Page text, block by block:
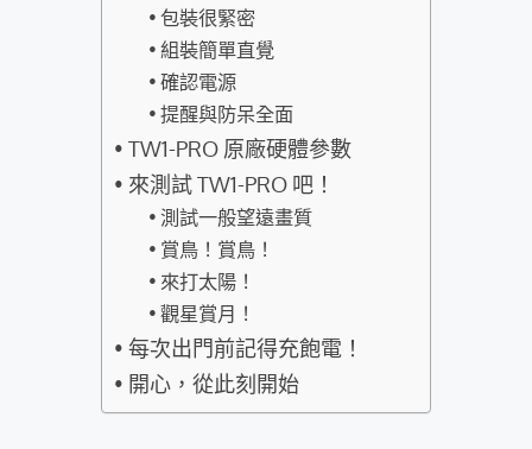
包裝很緊密
組裝簡單直覺
確認電源
提醒與防呆全面
TW1-PRO 原廠硬體參數
來測試 TW1-PRO 吧！
測試一般望遠畫質
賞鳥！賞鳥！
來打太陽！
觀星賞月！
每次出門前記得充飽電！
開心，從此刻開始